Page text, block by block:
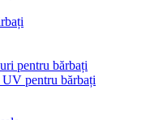
pentru bărbați
pentru bărbați